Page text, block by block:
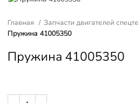
Главная
Запчасти двигателей
Пружина 41005350
Пружина 41005350